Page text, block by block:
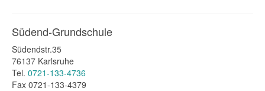
Südend-Grundschule
Südendstr.35
76137 Karlsruhe
Tel. 0721-133-4736
Fax 0721-133-4379